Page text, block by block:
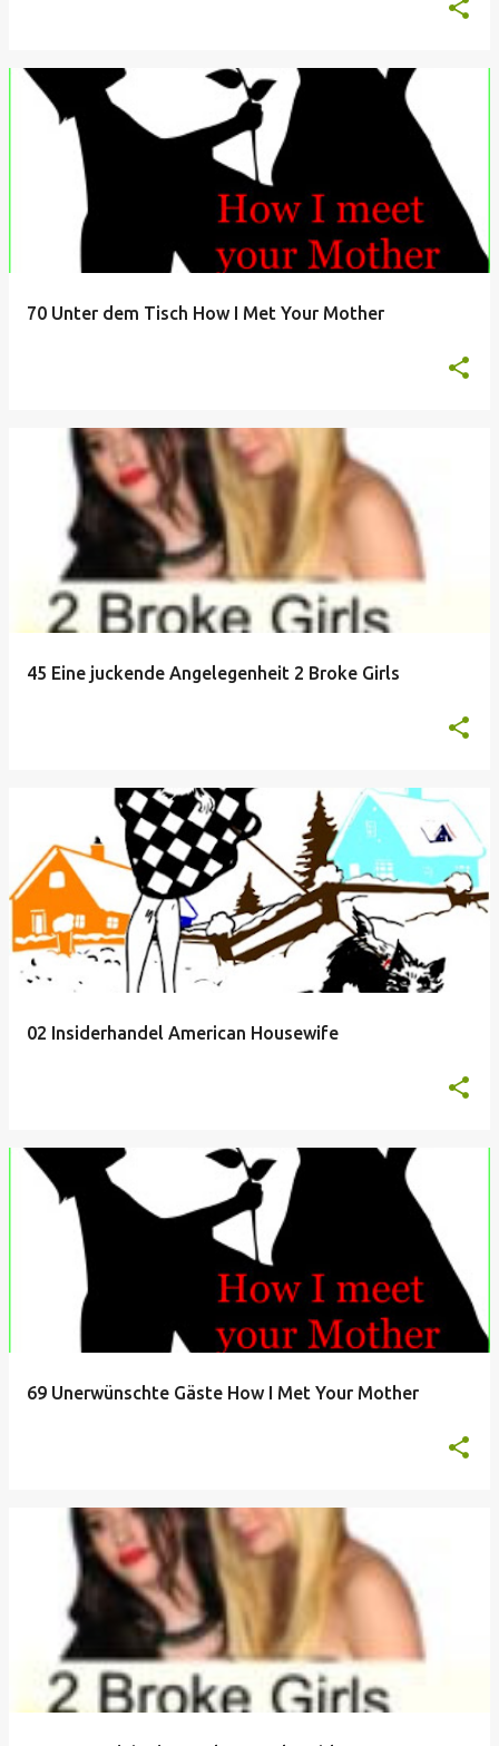
70 Unter dem Tisch How I Met Your Mother
45 Eine juckende Angelegenheit 2 Broke Girls
02 Insiderhandel American Housewife
69 Unerwünschte Gäste How I Met Your Mother